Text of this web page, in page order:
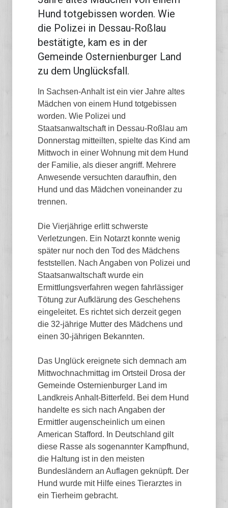
Hund totgebissen worden. Wie
die Polizei in Dessau-Roßlau
bestätigte, kam es in der
Gemeinde Osternienburger Land
zu dem Unglücksfall.
In Sachsen-Anhalt ist ein vier Jahre altes
Mädchen von einem Hund totgebissen
worden. Wie Polizei und
Staatsanwaltschaft in Dessau-Roßlau am
Donnerstag mitteilten, spielte das Kind am
Mittwoch in einer Wohnung mit dem Hund
der Familie, als dieser angriff. Mehrere
Anwesende versuchten daraufhin, den
Hund und das Mädchen voneinander zu
trennen.
Die Vierjährige erlitt schwerste
Verletzungen. Ein Notarzt konnte wenig
später nur noch den Tod des Mädchens
feststellen. Nach Angaben von Polizei und
Staatsanwaltschaft wurde ein
Ermittlungsverfahren wegen fahrlässiger
Tötung zur Aufklärung des Geschehens
eingeleitet. Es richtet sich derzeit gegen
die 32-jährige Mutter des Mädchens und
einen 30-jährigen Bekannten.
Das Unglück ereignete sich demnach am
Mittwochnachmittag im Ortsteil Drosa der
Gemeinde Osternienburger Land im
Landkreis Anhalt-Bitterfeld. Bei dem Hund
handelte es sich nach Angaben der
Ermittler augenscheinlich um einen
American Stafford. In Deutschland gilt
diese Rasse als sogenannter Kampfhund,
die Haltung ist in den meisten
Bundesländern an Auflagen geknüpft. Der
Hund wurde mit Hilfe eines Tierarztes in
ein Tierheim gebracht.